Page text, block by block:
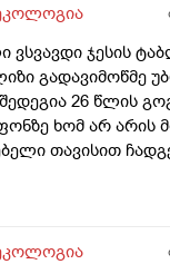
ვსვავდი ჯესის
გადავიმოწმე
26 წლის
ფონზე ხომ არ არის
თავისით